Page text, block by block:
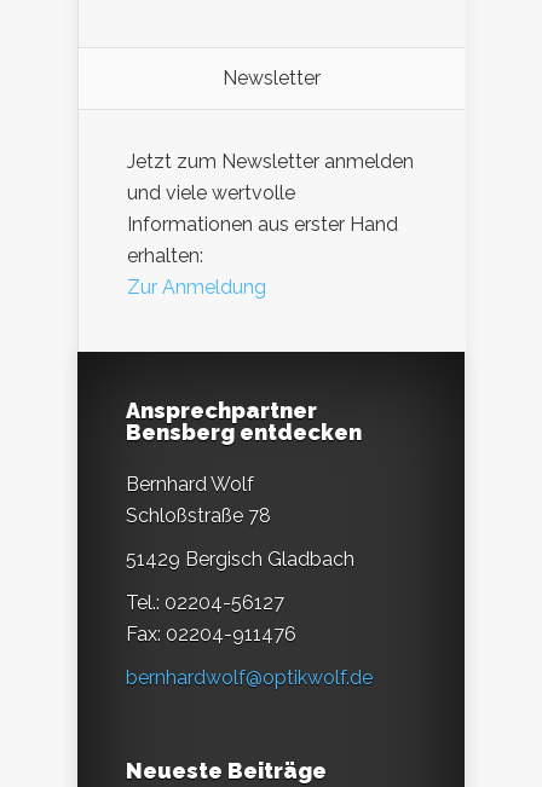
Newsletter
Jetzt zum Newsletter anmelden
und viele wertvolle
Informationen aus erster Hand
erhalten:
Zur Anmeldung
Ansprechpartner
Bensberg entdecken
Bernhard Wolf
Schloßstraße 78
51429 Bergisch Gladbach
Tel.: 02204-56127
Fax: 02204-911476
bernhardwolf@optikwolf.de
Neueste Beiträge